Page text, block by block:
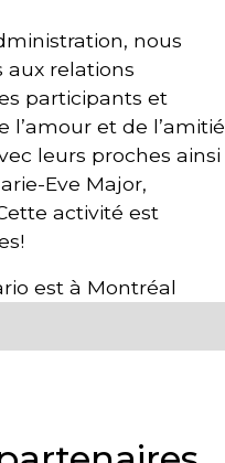
nous
aux relations
participants et
et de l’amitié
leurs proches ainsi
Eve Major,
activité est
est à Montréal